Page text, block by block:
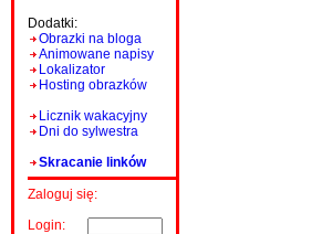
Dodatki:
Obrazki na bloga
Animowane napisy
Lokalizator
Hosting obrazków
Licznik wakacyjny
Dni do sylwestra
Skracanie linków
Zaloguj się:
Login: